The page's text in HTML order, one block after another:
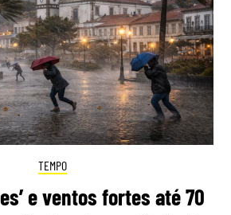
TEMPO
e ventos fortes até 70